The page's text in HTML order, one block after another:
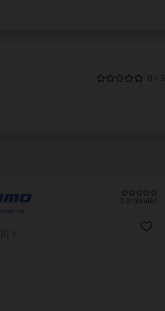
0 / 5
0 értékelés
XL